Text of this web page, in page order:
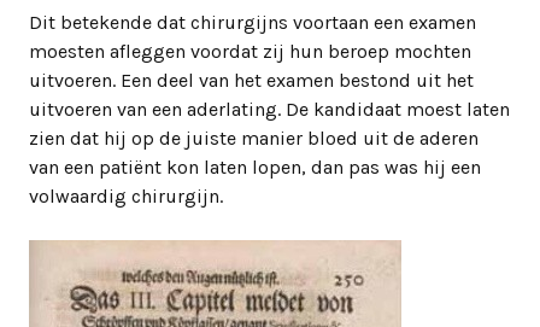
Dit betekende dat chirurgijns voortaan een examen
moesten afleggen voordat zij hun beroep mochten
uitvoeren. Een deel van het examen bestond uit het
uitvoeren van een aderlating. De kandidaat moest laten
zien dat hij op de juiste manier bloed uit de aderen
van een patiënt kon laten lopen, dan pas was hij een
volwaardig chirurgijn.